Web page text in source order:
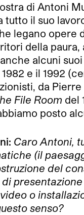
di Antoni
tutto il suo
legano opere
della paura,
alcuni
e il 1992
da Pierre
File Room del
posto
Caro Antoni,
(il
del
o
senso?